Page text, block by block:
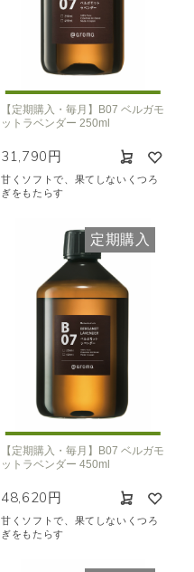
【定期購入・毎月】B07 ベルガモ
ットラベンダー 250ml
31,790円
甘くソフトで、果てしないくつろ
ぎをもたらす
定期購入
【定期購入・毎月】B07 ベルガモ
ットラベンダー 450ml
48,620円
甘くソフトで、果てしないくつろ
ぎをもたらす